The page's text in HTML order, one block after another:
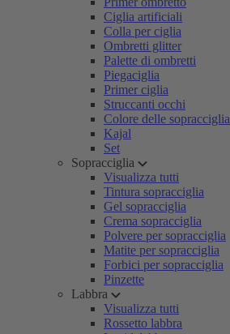
Ciglia artificiali
Colla per ciglia
Ombretti glitter
Palette di ombretti
Piegaciglia
Primer ciglia
Struccanti occhi
Colore delle sopracciglia
Kajal
Set
Sopracciglia
Visualizza tutti
Tintura sopracciglia
Gel sopracciglia
Crema sopracciglia
Polvere per sopracciglia
Matite per sopracciglia
Forbici per sopracciglia
Pinzette
Labbra
Visualizza tutti
Rossetto labbra